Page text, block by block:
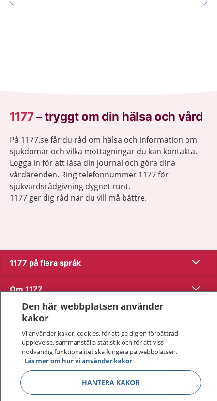
1177–tryggt om din hälsa och vård
På 1177.se får du råd om hälsa och information om
sjukdomar och vilka mottagningar du kan kontakta.
Logga in för att läsa din journal och göra dina
vårdärenden. Ring telefonnummer 1177 för
sjukvårdsrådgivning dygnet runt.
1177 ger dig råd när du vill må bättre.
1177 på flera språk Visa
Om 1177 Visa
Kontakt
Behandling av personuppgifter
Hantering av kakor
Den här webbplatsen använder
kakor
Vi använder kakor, cookies, för att ge dig en förbättrad
upplevelse, sammanställa statistik och för att viss
nödvändig funktionalitet ska fungera på webbplatsen.
Läs mer om hur vi använder kakor
HANTERA KAKOR